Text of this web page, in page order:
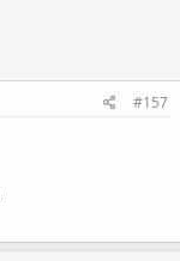
#157